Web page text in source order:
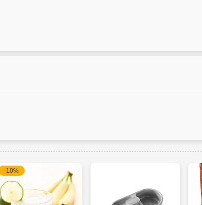
-10%